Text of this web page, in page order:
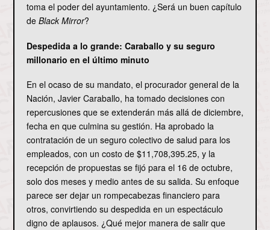
toma el poder del ayuntamiento. ¿Será un buen capítulo
de Black Mirror?
Despedida a lo grande: Caraballo y su seguro
millonario en el último minuto
En el ocaso de su mandato, el procurador general de la
Nación, Javier Caraballo, ha tomado decisiones con
repercusiones que se extenderán más allá de diciembre,
fecha en que culmina su gestión. Ha aprobado la
contratación de un seguro colectivo de salud para los
empleados, con un costo de $11,708,395.25, y la
recepción de propuestas se fijó para el 16 de octubre,
solo dos meses y medio antes de su salida. Su enfoque
parece ser dejar un rompecabezas financiero para
otros, convirtiendo su despedida en un espectáculo
digno de aplausos. ¿Qué mejor manera de salir que